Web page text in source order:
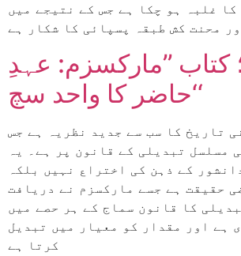
کا غلبہ ہو چکا ہے جس کے نتیجے میں
محنت کش طبقہ پسپائی کا شکار ہے
’’مارکسزم: عہدِ
حاضر کا واحد سچ‘‘
تاریخ کا سب سے جدید نظریہ ہے جس
مسلسل تبدیلی کے قانون پر ہے۔ یہ
کے ذہن کی اختراع نہیں بلکہ
حقیقت ہے جسے مارکسزم نے دریافت
کا قانون سماج کے ہر حصے میں
ہے اور مقدار کو معیار میں تبدیل
کرتا ہے